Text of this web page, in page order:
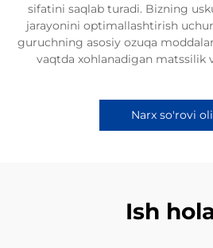
sifatini saqlab turadi. Bizning
jarayonini optimallashtirish
guruchning asosiy ozuqa
vaqtda xohlanadigan matssilik
Narx so'rovi
Ish